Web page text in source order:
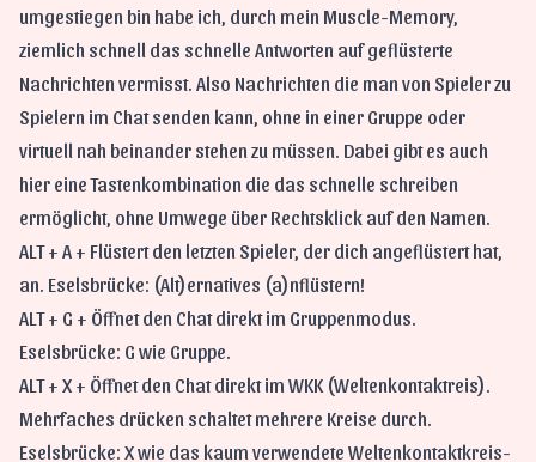
umgestiegen bin habe ich, durch mein Muscle-Memory,
ziemlich schnell das schnelle Antworten auf geflüsterte
Nachrichten vermisst. Also Nachrichten die man von Spieler zu
Spielern im Chat senden kann, ohne in einer Gruppe oder
virtuell nah beinander stehen zu müssen. Dabei gibt es auch
hier eine Tastenkombination die das schnelle schreiben
ermöglicht, ohne Umwege über Rechtsklick auf den Namen.
ALT + A + Flüstert den letzten Spieler, der dich angeflüstert hat,
an. Eselsbrücke: (Alt)ernatives (a)nflüstern!
ALT + G + Öffnet den Chat direkt im Gruppenmodus.
Eselsbrücke: G wie Gruppe.
ALT + X + Öffnet den Chat direkt im WKK (Weltenkontaktreis).
Mehrfaches drücken schaltet mehrere Kreise durch.
Eselsbrücke: X wie das kaum verwendete Weltenkontaktkreis-